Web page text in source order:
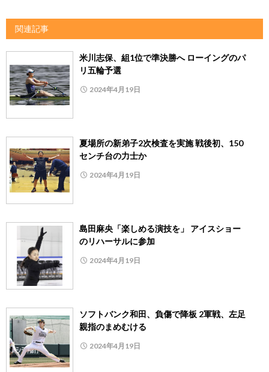
関連記事
米川志保、組1位で準決勝へ ローイングのパ
リ五輪予選
2024年4月19日
夏場所の新弟子2次検査を実施 戦後初、150
センチ台の力士か
2024年4月19日
島田麻央「楽しめる演技を」 アイスショー
のリハーサルに参加
2024年4月19日
ソフトバンク和田、負傷で降板 2軍戦、左足
親指のまめむける
2024年4月19日